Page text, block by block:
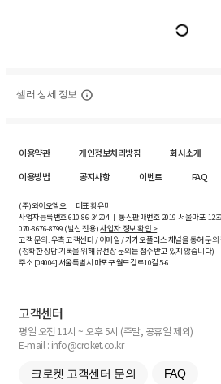
셀러 상세 정보
이용약관 개인정보처리방침 회사소개
이용방법
공지사항 이벤트 FAQ
(주)와이오엘오 ㅣ 대표 황유미
사업자등록번호610-86-34204ㅣ 통신판매번호 2019-서울마포-
070-8676-8799 (발신 전용)사업자 정보 확인 >
고객 문의: 우측 고객센터 / 이메일 / 카카오플러스 채널을 통해 문
(정확한 상담 기록을 위해 유선상 문의는 접수받고 있지 않습니다)
주소 [04004] 서울특별시 마포구 월드컵로10길5-6
고객센터
평일 오전 11시 ~ 오후 5시 (주말, 공휴일 제외)
E-mail : info@croket.co.kr
크로켓 고객센터 문의 FAQ